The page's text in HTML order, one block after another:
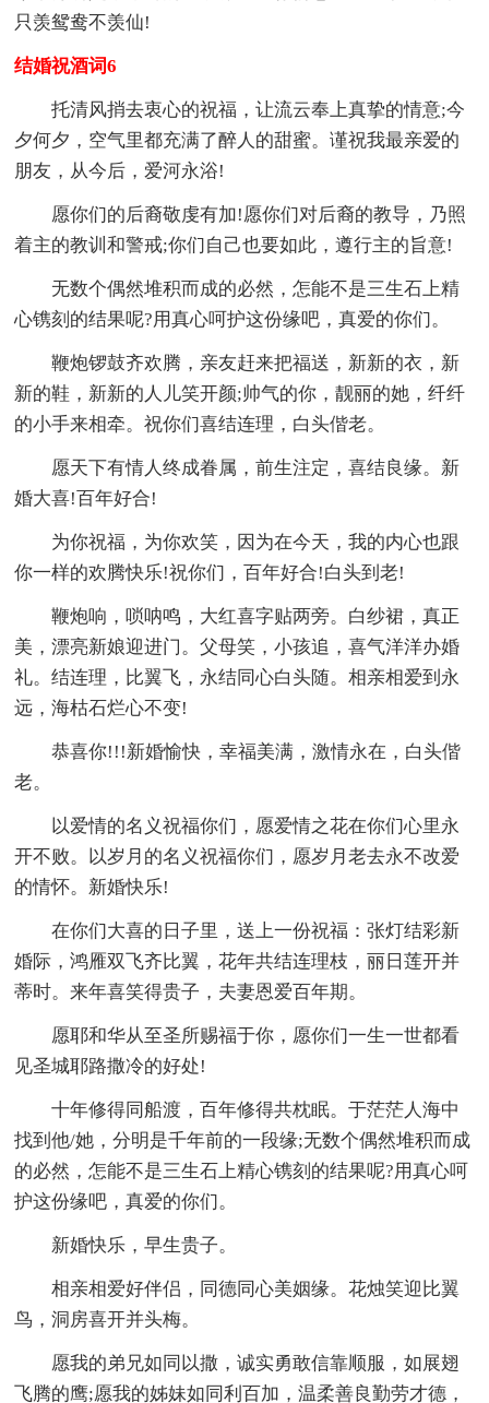
只羡鸳鸯不羡仙!
结婚祝酒词6
托清风捎去衷心的祝福，让流云奉上真挚的情意;今
夕何夕，空气里都充满了醉人的甜蜜。谨祝我最亲爱的
朋友，从今后，爱河永浴!
愿你们的后裔敬虔有加!愿你们对后裔的教导，乃照
着主的教训和警戒;你们自己也要如此，遵行主的旨意!
无数个偶然堆积而成的必然，怎能不是三生石上精
心镌刻的结果呢?用真心呵护这份缘吧，真爱的你们。
鞭炮锣鼓齐欢腾，亲友赶来把福送，新新的衣，新
新的鞋，新新的人儿笑开颜;帅气的你，靓丽的她，纤纤
的小手来相牵。祝你们喜结连理，白头偕老。
愿天下有情人终成眷属，前生注定，喜结良缘。新
婚大喜!百年好合!
为你祝福，为你欢笑，因为在今天，我的内心也跟
你一样的欢腾快乐!祝你们，百年好合!白头到老!
鞭炮响，唢呐鸣，大红喜字贴两旁。白纱裙，真正
美，漂亮新娘迎进门。父母笑，小孩追，喜气洋洋办婚
礼。结连理，比翼飞，永结同心白头随。相亲相爱到永
远，海枯石烂心不变!
恭喜你!!!新婚愉快，幸福美满，激情永在，白头偕
老。
以爱情的名义祝福你们，愿爱情之花在你们心里永
开不败。以岁月的名义祝福你们，愿岁月老去永不改爱
的情怀。新婚快乐!
在你们大喜的日子里，送上一份祝福：张灯结彩新
婚际，鸿雁双飞齐比翼，花年共结连理枝，丽日莲开并
蒂时。来年喜笑得贵子，夫妻恩爱百年期。
愿耶和华从至圣所赐福于你，愿你们一生一世都看
见圣城耶路撒冷的好处!
十年修得同船渡，百年修得共枕眠。于茫茫人海中
找到他/她，分明是千年前的一段缘;无数个偶然堆积而成
的必然，怎能不是三生石上精心镌刻的结果呢?用真心呵
护这份缘吧，真爱的你们。
新婚快乐，早生贵子。
相亲相爱好伴侣，同德同心美姻缘。花烛笑迎比翼
鸟，洞房喜开并头梅。
愿我的弟兄如同以撒，诚实勇敢信靠顺服，如展翅
飞腾的鹰;愿我的姊妹如同利百加，温柔善良勤劳才德，